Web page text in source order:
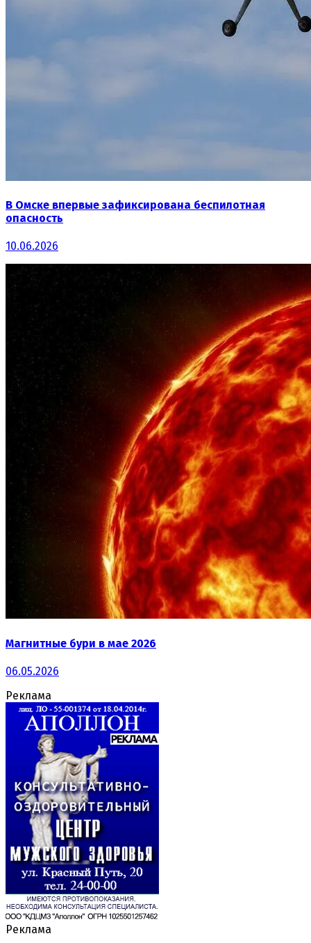
В Омске впервые зафиксирована беспилотная
опасность
10.06.2026
Магнитные бури в мае 2026
06.05.2026
Реклама
Реклама